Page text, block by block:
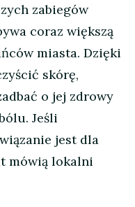
zabiegów
coraz większą
miasta. Dzięki
skórę,
o jej zdrowy
Jeśli
jest dla
mówią lokalni